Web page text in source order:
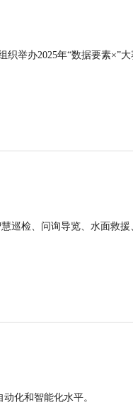
织举办2025年“数据要素×”大
巡检、问询导览、水面救援
化和智能化水平。